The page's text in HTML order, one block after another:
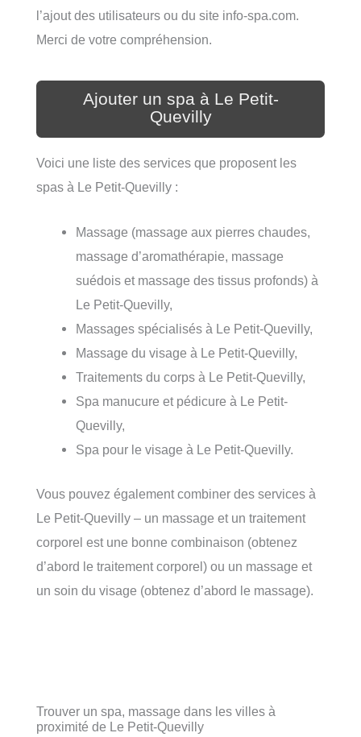
l’ajout des utilisateurs ou du site info-spa.com.
Merci de votre compréhension.
Ajouter un spa à Le Petit-
Quevilly
Voici une liste des services que proposent les
spas à Le Petit-Quevilly :
Massage (massage aux pierres chaudes,
massage d’aromathérapie, massage
suédois et massage des tissus profonds) à
Le Petit-Quevilly,
Massages spécialisés à Le Petit-Quevilly,
Massage du visage à Le Petit-Quevilly,
Traitements du corps à Le Petit-Quevilly,
Spa manucure et pédicure à Le Petit-
Quevilly,
Spa pour le visage à Le Petit-Quevilly.
Vous pouvez également combiner des services à
Le Petit-Quevilly – un massage et un traitement
corporel est une bonne combinaison (obtenez
d’abord le traitement corporel) ou un massage et
un soin du visage (obtenez d’abord le massage).
Trouver un spa, massage dans les villes à
proximité de Le Petit-Quevilly